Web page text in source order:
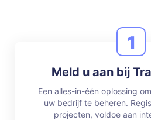
1
Meld u aan bij
Een alles-in-één oplossing
uw bedrijf te beheren.
projecten, voldoe aan